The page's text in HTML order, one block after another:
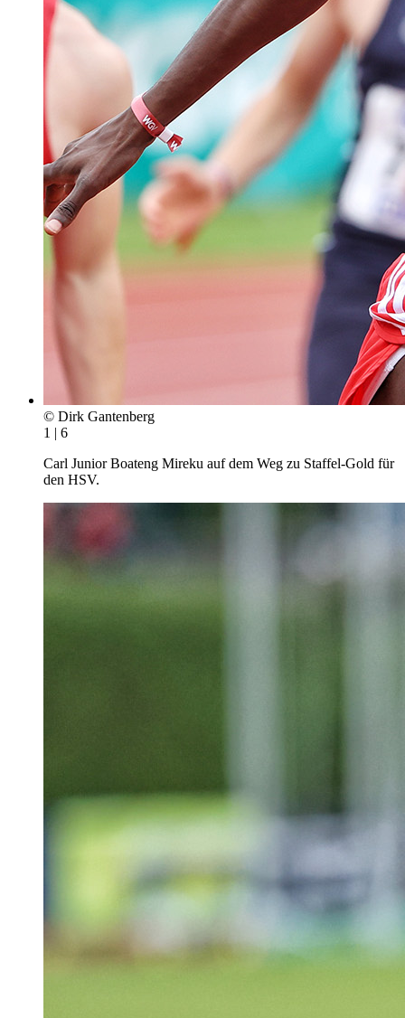
© Dirk Gantenberg
1 | 6
Carl Junior Boateng Mireku auf dem Weg zu Staffel-Gold für
den HSV.